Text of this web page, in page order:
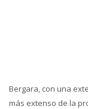
Bergara, con una
más extenso de la